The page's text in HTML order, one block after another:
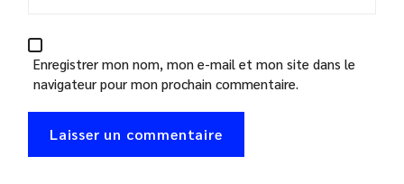
Enregistrer mon nom, mon e-mail et mon site dans le
navigateur pour mon prochain commentaire.